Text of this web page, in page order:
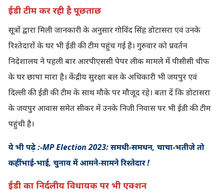
ईडी टीम कर रही है पूछताछ
सूत्रों द्वारा मिली जानकारी के अनुसार गोविंद सिंह डोटासरा एवं उनके
रिश्तेदारों के घर भी ईडी की टीम पहुंच गई है। गुरुवार को प्रवर्तन
निदेशालय ने पहली बार आरपीएससी पेपर लीक मामले में पीसीसी चीफ
के घर छापा मारा है। केंद्रीय सुरक्षा बल के अधिकारी भी जयपुर एवं
दिल्ली की ईडी की टीम के साथ मौके पर मौजूद रहे। बता दें कि डोटासरा
के जयपुर आवास समेत सीकर में उनके निजी निवास पर भी ईडी की टीम
पहुंची है।
ये भी पढ़े :-MP Election 2023: समधी-समधन, चाचा-भतीजे तो
कहीं भाई-भाई, चुनाव में आमने-सामने रिश्तेदार !
ईडी का निर्दलीय विधायक पर भी एक्शन